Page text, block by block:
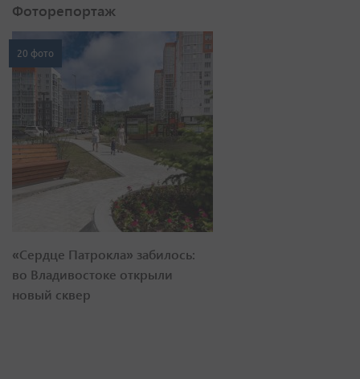
Фоторепортаж
20 фото
«Сердце Патрокла» забилось:
во Владивостоке открыли
новый сквер